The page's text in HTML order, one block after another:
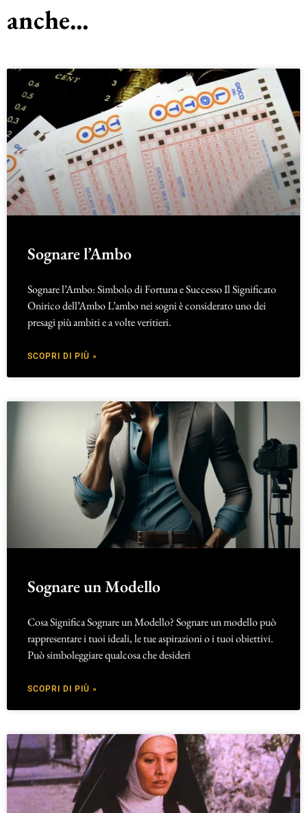
anche...
Sognare l’Ambo
Sognare l’Ambo: Simbolo di Fortuna e Successo Il Significato
Onirico dell’Ambo L’ambo nei sogni è considerato uno dei
presagi più ambiti e a volte veritieri.
SCOPRI DI PIÙ »
Sognare un Modello
Cosa Significa Sognare un Modello? Sognare un modello può
rappresentare i tuoi ideali, le tue aspirazioni o i tuoi obiettivi.
Può simboleggiare qualcosa che desideri
SCOPRI DI PIÙ »